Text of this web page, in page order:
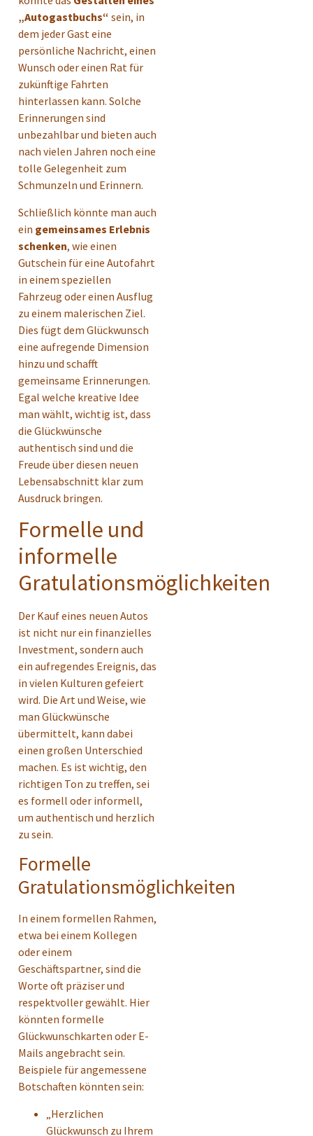
„Autogastbuchs“ sein, in
dem jeder Gast eine
persönliche Nachricht, einen
Wunsch oder einen Rat für
zukünftige Fahrten
hinterlassen kann. Solche
Erinnerungen sind
unbezahlbar und bieten auch
nach vielen Jahren noch eine
tolle Gelegenheit zum
Schmunzeln und Erinnern.
Schließlich könnte man auch
ein gemeinsames Erlebnis
schenken, wie einen
Gutschein für eine Autofahrt
in einem speziellen
Fahrzeug oder einen Ausflug
zu einem malerischen Ziel.
Dies fügt dem Glückwunsch
eine aufregende Dimension
hinzu und schafft
gemeinsame Erinnerungen.
Egal welche kreative Idee
man wählt, wichtig ist, dass
die Glückwünsche
authentisch sind und die
Freude über diesen neuen
Lebensabschnitt klar zum
Ausdruck bringen.
Formelle und
informelle
Gratulationsmöglichkeiten
Der Kauf eines neuen Autos
ist nicht nur ein finanzielles
Investment, sondern auch
ein aufregendes Ereignis, das
in vielen Kulturen gefeiert
wird. Die Art und Weise, wie
man Glückwünsche
übermittelt, kann dabei
einen großen Unterschied
machen. Es ist wichtig, den
richtigen Ton zu treffen, sei
es formell oder informell,
um authentisch und herzlich
zu sein.
Formelle
Gratulationsmöglichkeiten
In einem formellen Rahmen,
etwa bei einem Kollegen
oder einem
Geschäftspartner, sind die
Worte oft präziser und
respektvoller gewählt. Hier
könnten formelle
Glückwunschkarten oder E-
Mails angebracht sein.
Beispiele für angemessene
Botschaften könnten sein:
„Herzlichen
Glückwunsch zu Ihrem